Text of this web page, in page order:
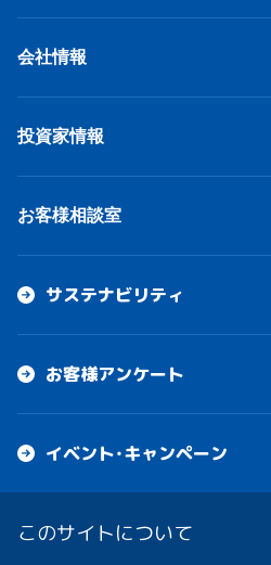
会社情報
投資家情報
お客様相談室
サステナビリティ
お客様アンケート
イベント・キャンペーン
このサイトについて